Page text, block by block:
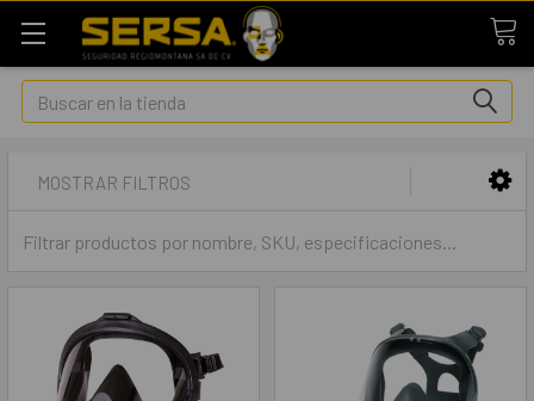
Buscar
MOSTRAR FILTROS